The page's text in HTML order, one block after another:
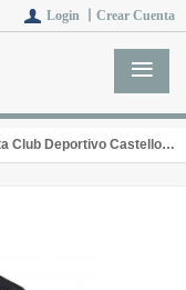
Login 丨 Crear Cuenta
Castellon 1ª Equipación 2020/2021